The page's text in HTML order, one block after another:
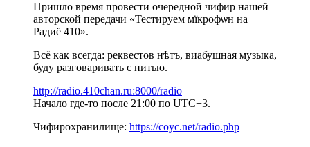
Пришло время провести очередной чифир нашей
авторской передачи «Тестируем мїкрофѡн на
Радиё 410».
Всё как всегда: реквестов нѣтъ, виабушная музыка,
буду разговаривать с нитью.
http://radio.410chan.ru:8000/radio
Начало где-то после 21:00 по UTC+3.
Чифирохранилище: https://coyc.net/radio.php